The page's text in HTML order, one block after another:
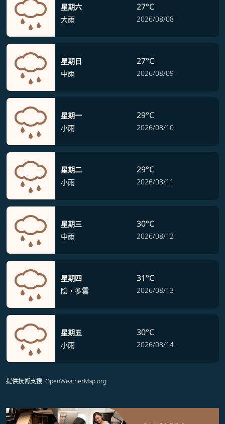
星期六
大雨
27°C
2026/08/08
星期日
中雨
27°C
2026/08/09
星期一
小雨
29°C
2026/08/10
星期二
小雨
29°C
2026/08/11
星期三
中雨
30°C
2026/08/12
星期四
陰，多雲
31°C
2026/08/13
星期五
小雨
30°C
2026/08/14
提供技術支援: OpenWeatherMap.org